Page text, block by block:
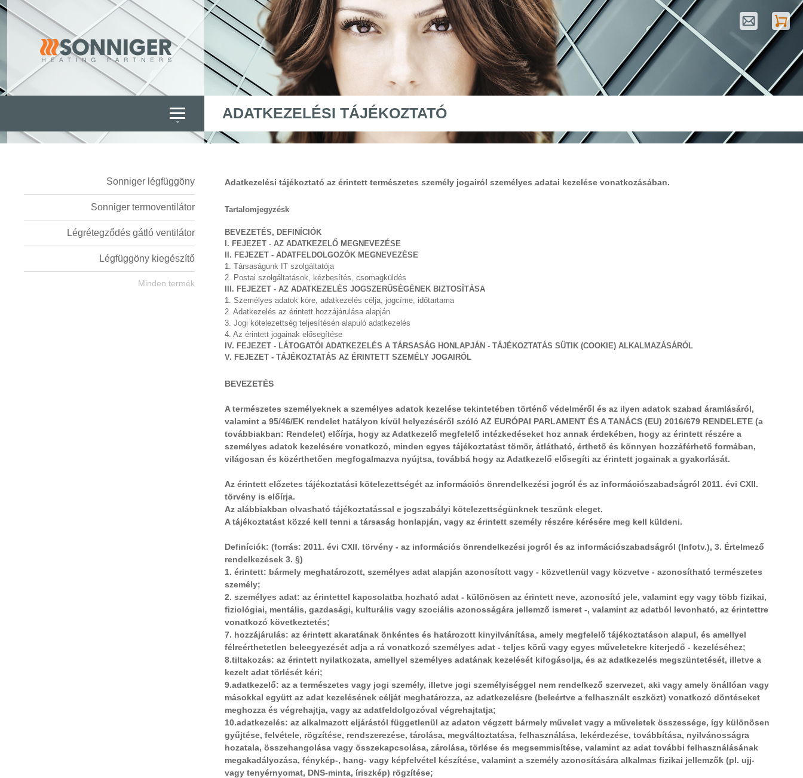
ADATKEZELÉSI TÁJÉKOZTATÓ
Sonniger légfüggöny
Sonniger termoventilátor
Légrétegződés gátló ventilátor
Légfüggöny kiegészítő
Minden termék
Adatkezelési tájékoztató az érintett természetes személy jogairól személyes adatai kezelése vonatkozásában.
Tartalomjegyzésk
BEVEZETÉS, DEFINÍCIÓK
I. FEJEZET - AZ ADATKEZELŐ MEGNEVEZÉSE
II. FEJEZET - ADATFELDOLGOZÓK MEGNEVEZÉSE
1. Társaságunk IT szolgáltatója
2. Postai szolgáltatások, kézbesítés, csomagküldés
III. FEJEZET - AZ ADATKEZELÉS JOGSZERŰSÉGÉNEK BIZTOSÍTÁSA
1. Személyes adatok köre, adatkezelés célja, jogcíme, időtartama
2. Adatkezelés az érintett hozzájárulása alapján
3. Jogi kötelezettség teljesítésén alapuló adatkezelés
4. Az érintett jogainak elősegítése
IV. FEJEZET - LÁTOGATÓI ADATKEZELÉS A TÁRSASÁG HONLAPJÁN - TÁJÉKOZTATÁS SÜTIK (COOKIE) ALKALMAZÁSÁRÓL
V. FEJEZET - TÁJÉKOZTATÁS AZ ÉRINTETT SZEMÉLY JOGAIRÓL
BEVEZETÉS
A természetes személyeknek a személyes adatok kezelése tekintetében történő védelméről és az ilyen adatok szabad áramlásáról,
valamint a 95/46/EK rendelet hatályon kívül helyezéséről szóló AZ EURÓPAI PARLAMENT ÉS A TANÁCS (EU) 2016/679 RENDELETE (a
továbbiakban: Rendelet) előírja, hogy az Adatkezelő megfelelő intézkedéseket hoz annak érdekében, hogy az érintett részére a
személyes adatok kezelésére vonatkozó, minden egyes tájékoztatást tömör, átlátható, érthető és könnyen hozzáférhető formában,
világosan és közérthetően megfogalmazva nyújtsa, továbbá hogy az Adatkezelő elősegíti az érintett jogainak a gyakorlását.
Az érintett előzetes tájékoztatási kötelezettségét az információs önrendelkezési jogról és az információszabadságról 2011. évi CXII.
törvény is előírja.
Az alábbiakban olvasható tájékoztatással e jogszabályi kötelezettségünknek teszünk eleget.
A tájékoztatást közzé kell tenni a társaság honlapján, vagy az érintett személy részére kérésére meg kell küldeni.
Definíciók: (forrás: 2011. évi CXII. törvény - az információs önrendelkezési jogról és az információszabadságról (Infotv.), 3. Értelmező
rendelkezések 3. §)
1. érintett: bármely meghatározott, személyes adat alapján azonosított vagy - közvetlenül vagy közvetve - azonosítható természetes
személy;
2. személyes adat: az érintettel kapcsolatba hozható adat - különösen az érintett neve, azonosító jele, valamint egy vagy több fizikai,
fiziológiai, mentális, gazdasági, kulturális vagy szociális azonosságára jellemző ismeret -, valamint az adatból levonható, az érintettre
vonatkozó következtetés;
7. hozzájárulás: az érintett akaratának önkéntes és határozott kinyilvánítása, amely megfelelő tájékoztatáson alapul, és amellyel
félreérthetetlen beleegyezését adja a rá vonatkozó személyes adat - teljes körű vagy egyes műveletekre kiterjedő - kezeléséhez;
8.tiltakozás: az érintett nyilatkozata, amellyel személyes adatának kezelését kifogásolja, és az adatkezelés megszüntetését, illetve a
kezelt adat törlését kéri;
9.adatkezelő: az a természetes vagy jogi személy, illetve jogi személyiséggel nem rendelkező szervezet, aki vagy amely önállóan vagy
másokkal együtt az adat kezelésének célját meghatározza, az adatkezelésre (beleértve a felhasznált eszközt) vonatkozó döntéseket
meghozza és végrehajtja, vagy az adatfeldolgozóval végrehajtatja;
10.adatkezelés: az alkalmazott eljárástól függetlenül az adaton végzett bármely művelet vagy a műveletek összessége, így különösen
gyűjtése, felvétele, rögzítése, rendszerezése, tárolása, megváltoztatása, felhasználása, lekérdezése, továbbítása, nyilvánosságra
hozatala, összehangolása vagy összekapcsolása, zárolása, törlése és megsemmisítése, valamint az adat további felhasználásának
megakadályozása, fénykép-, hang- vagy képfelvétel készítése, valamint a személy azonosítására alkalmas fizikai jellemzők (pl. ujj-
vagy tenyérnyomat, DNS-minta, íriszkép) rögzítése;